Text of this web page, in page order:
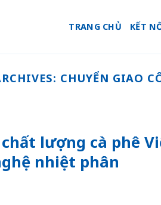
TRANG CHỦ KẾT
CHUYỂN GIAO
lượng cà phê
nhiệt phân